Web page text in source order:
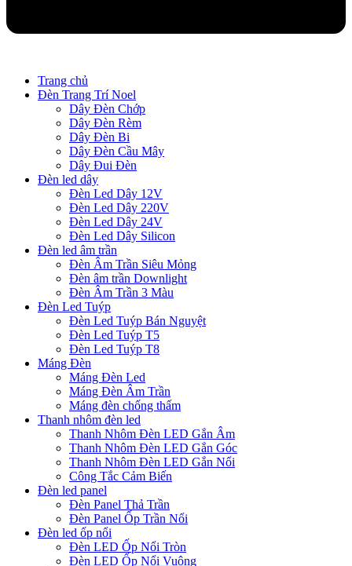
Trang chủ
Đèn Trang Trí Noel
Dây Đèn Chớp
Dây Đèn Rèm
Dây Đèn Bi
Dây Đèn Cầu Mây
Dây Đui Đèn
Đèn led dây
Đèn Led Dây 12V
Đèn Led Dây 220V
Đèn Led Dây 24V
Đèn Led Dây Silicon
Đèn led âm trần
Đèn Âm Trần Siêu Mỏng
Đèn âm trần Downlight
Đèn Âm Trần 3 Màu
Đèn Led Tuýp
Đèn Led Tuýp Bán Nguyệt
Đèn Led Tuýp T5
Đèn Led Tuýp T8
Máng Đèn
Máng Đèn Led
Máng Đèn Âm Trần
Máng đèn chống thấm
Thanh nhôm đèn led
Thanh Nhôm Đèn LED Gắn Âm
Thanh Nhôm Đèn LED Gắn Góc
Thanh Nhôm Đèn LED Gắn Nổi
Công Tắc Cảm Biến
Đèn led panel
Đèn Panel Thả Trần
Đèn Panel Ốp Trần Nổi
Đèn led ốp nổi
Đèn LED Ốp Nổi Tròn
Đèn LED Ốp Nổi Vuông